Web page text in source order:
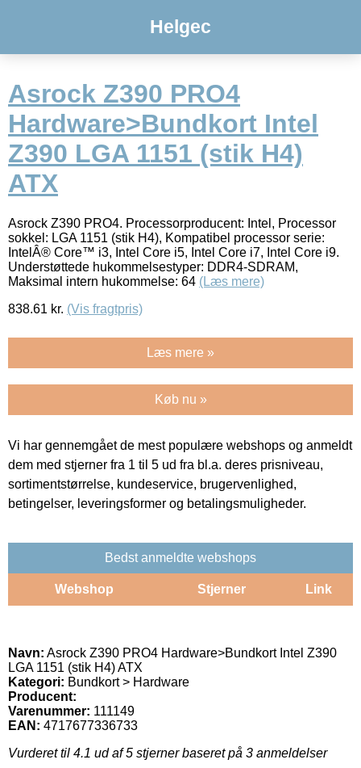
Helgec
Asrock Z390 PRO4
Hardware>Bundkort Intel
Z390 LGA 1151 (stik H4)
ATX
Asrock Z390 PRO4. Processorproducent: Intel, Processor
sokkel: LGA 1151 (stik H4), Kompatibel processor serie:
IntelÂ® Core™ i3, Intel Core i5, Intel Core i7, Intel Core i9.
Understøttede hukommelsestyper: DDR4-SDRAM,
Maksimal intern hukommelse: 64 (Læs mere)
838.61 kr. (Vis fragtpris)
Læs mere »
Køb nu »
Vi har gennemgået de mest populære webshops og anmeldt
dem med stjerner fra 1 til 5 ud fra bl.a. deres prisniveau,
sortimentstørrelse, kundeservice, brugervenlighed,
betingelser, leveringsformer og betalingsmuligheder.
Bedst anmeldte webshops
Webshop Stjerner Link
Navn: Asrock Z390 PRO4 Hardware>Bundkort Intel Z390
LGA 1151 (stik H4) ATX
Kategori: Bundkort > Hardware
Producent:
Varenummer: 111149
EAN: 4717677336733
Vurderet til 4.1 ud af 5 stjerner baseret på 3 anmeldelser